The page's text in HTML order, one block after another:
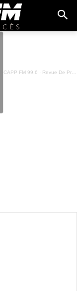
CAPP FM 99.6 · Revue De Presse Fon - 29 Février 2024